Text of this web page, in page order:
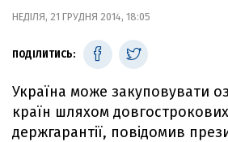
НЕДІЛЯ, 21 ГРУДНЯ 2014, 18:05
ПОДІЛИТИСЬ:
Україна може закуповувати
країн шляхом довгострокових
держгарантії, повідомив